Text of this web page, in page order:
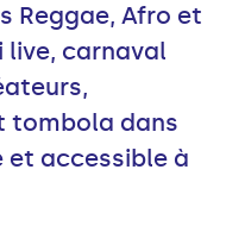
Reggae, Afro et
live, carnaval
tombola dans
et accessible à